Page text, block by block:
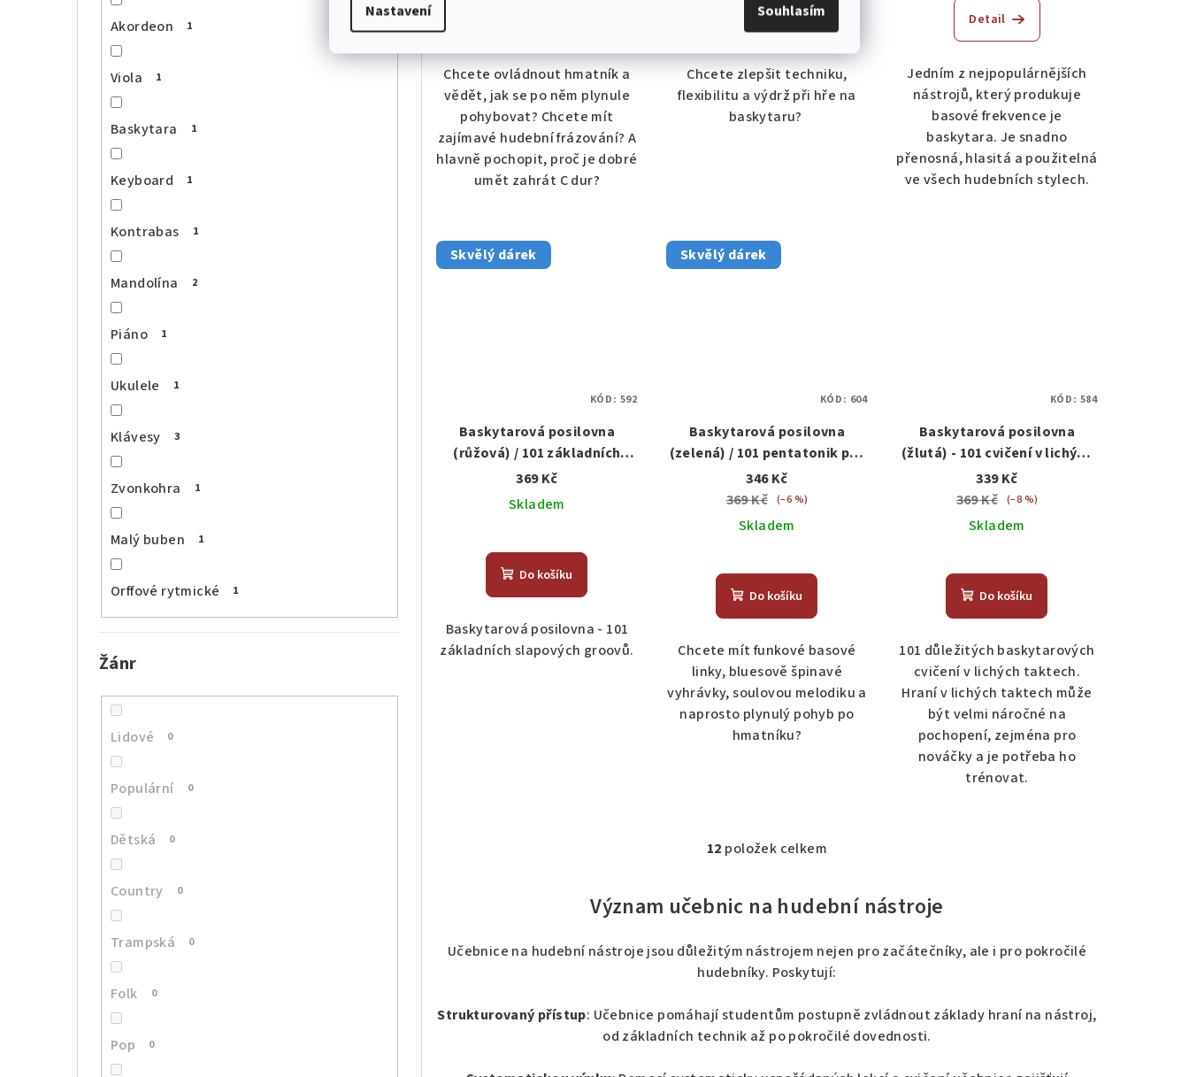
Nastavení Souhlasím
Akordeon 1
Viola 1
Baskytara 1
Keyboard 1
Kontrabas 1
Mandolína 2
Piáno 1
Ukulele 1
Klávesy 3
Zvonkohra 1
Malý buben 1
Orffové rytmické 1
Žánr
Lidové 0
Populární 0
Dětská 0
Country 0
Trampská 0
Folk 0
Pop 0
5,0
z
5
hvězdiček.
Chcete ovládnout hmatník a
vědět, jak se po něm plynule
pohybovat? Chcete mít
zajímavé hudební frázování? A
hlavně pochopit, proč je dobré
umět zahrát C dur?
Do košíku
Chcete zlepšit techniku,
flexibilitu a výdrž při hře na
baskytaru?
Detail
Jedním z nejpopulárnějších
nástrojů, který produkuje
basové frekvence je
baskytara. Je snadno
přenosná, hlasitá a použitelná
ve všech hudebních stylech.
Skvělý dárek
Baskytarová posilovna
(růžová) / 101 základních
slapových groovů
369 Kč
Skladem
Do košíku
Baskytarová posilovna - 101
základních slapových groovů.
KÓD: 592
Skvělý dárek
Baskytarová posilovna
(zelená) / 101 pentatonik pro
vražedné vyhrávky
346 Kč
369 Kč (–6 %)
Skladem
Do košíku
Chcete mít funkové basové
linky, bluesově špinavé
vyhrávky, soulovou melodiku a
naprosto plynulý pohyb po
hmatníku?
KÓD: 604
Baskytarová posilovna
(žlutá) - 101 cvičení v lichých
taktech
339 Kč
369 Kč (–8 %)
Skladem
Do košíku
101 důležitých baskytarových
cvičení v lichých taktech.
Hraní v lichých taktech může
být velmi náročné na
pochopení, zejména pro
nováčky a je potřeba ho
trénovat.
KÓD: 584
O
l
d
a
c
í
12 položek celkem
Význam učebnic na hudební nástroje
Učebnice na hudební nástroje jsou důležitým nástrojem nejen pro začátečníky, ale i pro pokročilé
hudebníky. Poskytují:
Strukturovaný přístup: Učebnice pomáhají studentům postupně zvládnout základy hraní na nástroj,
od základních technik až po pokročilé dovednosti.
Zásady zpracování osobních údajů